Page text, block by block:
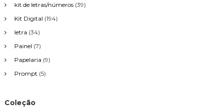
kit de letras/números (39)
Kit Digital (194)
letra (34)
Painel (7)
Papelaria (9)
Prompt (5)
Coleção